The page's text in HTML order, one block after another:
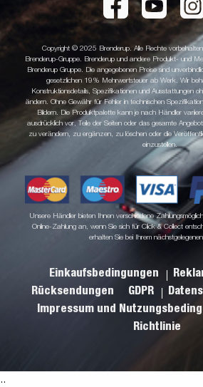
Copyright © 2025 Brenderup. Alle Rechte
Brenderup-Gruppe. Brenderup und andere Produkt- und
Brenderup Gruppe. Die angegebenen Preise sind
gesetzlichen 19% Mehrwertsteuer ab Werk. Wir
Konstruktionsdetails, Spezifikationen und Ausstattungen
ändern. Ohne Gewähr für Fehler in technischen
Bildern. Die Produktpalette kann je nach Händler
ausdrücklich vor, Teile der Seiten oder das gesamte
zu verändern, zu ergänzen, zu löschen oder die
einzustellen.
Unsere Händler bieten Ihnen verschiedene
Online-Zahlung an, wenn Sie sich für Click & Collect
erhalten Sie bei Ihrem
Einkaufsbedingungen
Rücksendungen
GDPR
Impressum und
Richtlinie
..